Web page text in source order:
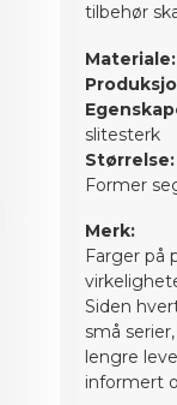
tilbehør
Materiale:
slitesterk
Størrelse:
Former
Merk:
Farger på
Siden
små
lengre
informert